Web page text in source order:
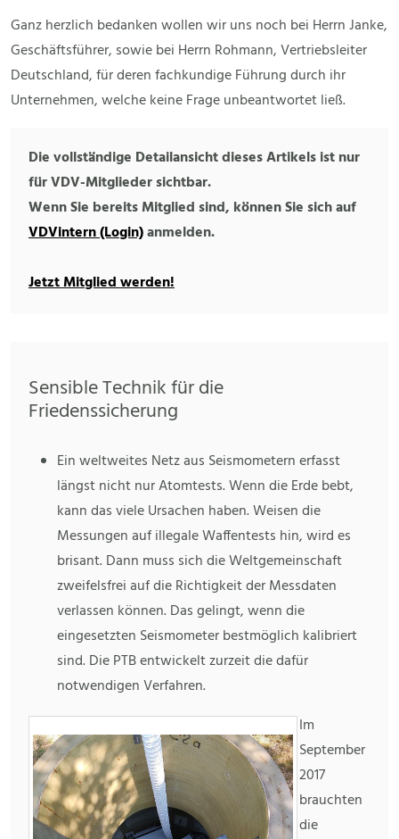
Ganz herzlich bedanken wollen wir uns noch bei Herrn Janke,
Geschäftsführer, sowie bei Herrn Rohmann, Vertriebsleiter
Deutschland, für deren fachkundige Führung durch ihr
Unternehmen, welche keine Frage unbeantwortet ließ.
Die vollständige Detailansicht dieses Artikels ist nur
für VDV-Mitglieder sichtbar.
Wenn Sie bereits Mitglied sind, können Sie sich auf
VDVintern (Login)anmelden.
Jetzt Mitglied werden!
Sensible Technik für die
Friedenssicherung
Ein weltweites Netz aus Seismometern erfasst
längst nicht nur Atomtests. Wenn die Erde bebt,
kann das viele Ursachen haben. Weisen die
Messungen auf illegale Waffentests hin, wird es
brisant. Dann muss sich die Weltgemeinschaft
zweifelsfrei auf die Richtigkeit der Messdaten
verlassen können. Das gelingt, wenn die
eingesetzten Seismometer bestmöglich kalibriert
sind. Die PTB entwickelt zurzeit die dafür
notwendigen Verfahren.
Im
September
2017
brauchten
die